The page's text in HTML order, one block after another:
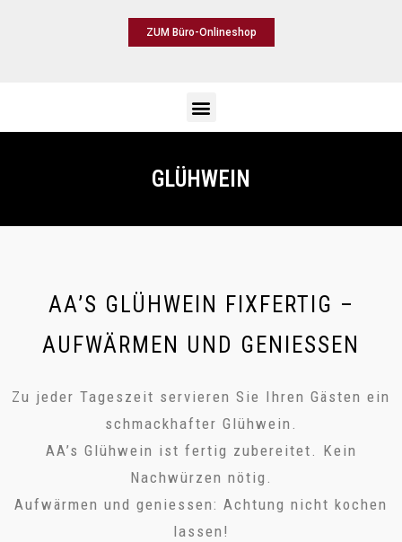
ZUM Büro-Onlineshop
GLÜHWEIN
AA’S GLÜHWEIN FIXFERTIG –
AUFWÄRMEN UND GENIESSEN
Zu jeder Tageszeit servieren Sie Ihren Gästen ein
schmackhafter Glühwein.
AA’s Glühwein ist fertig zubereitet. Kein
Nachwürzen nötig.
Aufwärmen und geniessen: Achtung nicht kochen
lassen!